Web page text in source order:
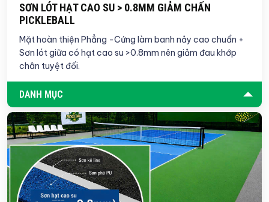
SƠN LÓT HẠT CAO SU > 0.8MM GIẢM CHẤN
PICKLEBALL
Mặt hoàn thiện Phẳng -Cứng làm banh nảy cao chuẩn +
Sơn lót giữa có hạt cao su >0.8mm nên giảm đau khớp
chân tuyệt đối.
DANH MỤC